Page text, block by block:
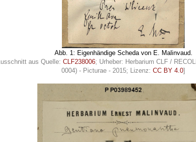
Abb. 1: Eigenhändige Scheda von E. Malinvaud.
aus Quelle: CLF238006; Urheber: Herbarium CLF /
0004) - Picturae - 2015; Lizenz: CC BY 4.0]